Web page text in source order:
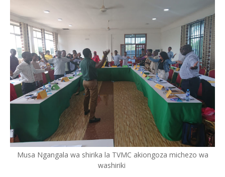
Musa Ngangala wa shirika la TVMC akiongoza michezo wa
washiriki